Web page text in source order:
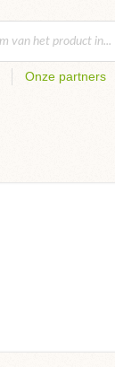
Onze partners